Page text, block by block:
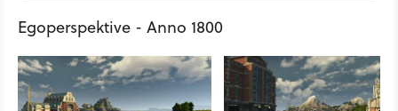
Egoperspektive - Anno 1800